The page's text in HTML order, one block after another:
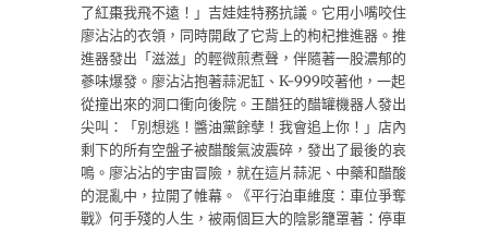
了紅棗我飛不遠！」吉娃娃特務抗議。它用小嘴咬住
廖沾沾的衣領，同時開啟了它背上的枸杞推進器。推
進器發出「滋滋」的輕微煎煮聲，伴隨著一股濃郁的
蔘味爆發。廖沾沾抱著蒜泥缸、K-999咬著他，一起
從撞出來的洞口衝向後院。王醋狂的醋罐機器人發出
尖叫：「別想逃！醬油黨餘孽！我會追上你！」店內
剩下的所有空盤子被醋酸氣波震碎，發出了最後的哀
鳴。廖沾沾的宇宙冒險，就在這片蒜泥、中藥和醋酸
的混亂中，拉開了帷幕。《平行泊車維度：車位爭奪
戰》何手殘的人生，被兩個巨大的陰影籠罩著：停車